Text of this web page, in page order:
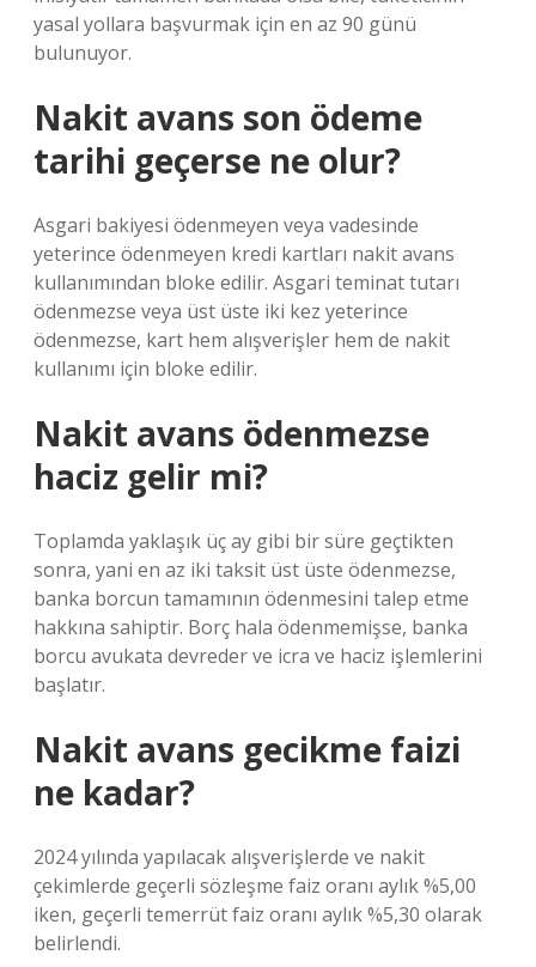
yasal yollara başvurmak için en az 90 günü
bulunuyor.
Nakit avans son ödeme
tarihi geçerse ne olur?
Asgari bakiyesi ödenmeyen veya vadesinde
yeterince ödenmeyen kredi kartları nakit avans
kullanımından bloke edilir. Asgari teminat tutarı
ödenmezse veya üst üste iki kez yeterince
ödenmezse, kart hem alışverişler hem de nakit
kullanımı için bloke edilir.
Nakit avans ödenmezse
haciz gelir mi?
Toplamda yaklaşık üç ay gibi bir süre geçtikten
sonra, yani en az iki taksit üst üste ödenmezse,
banka borcun tamamının ödenmesini talep etme
hakkına sahiptir. Borç hala ödenmemişse, banka
borcu avukata devreder ve icra ve haciz işlemlerini
başlatır.
Nakit avans gecikme faizi
ne kadar?
2024 yılında yapılacak alışverişlerde ve nakit
çekimlerde geçerli sözleşme faiz oranı aylık %5,00
iken, geçerli temerrüt faiz oranı aylık %5,30 olarak
belirlendi.